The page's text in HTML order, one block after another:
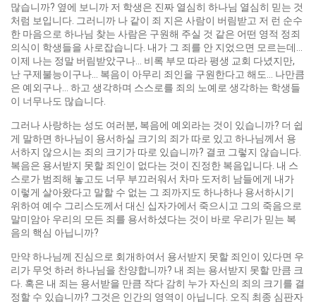
많습니까? 옆에 보니까 저 학생은 진짜 열심히 하나님 열심히 믿는 것
처럼 보입니다. 그러니까 나 같이 죄 지은 사람이 버림받고 저 런 순수
한 마음으로 하나님 찾는 사람은 구원해 주실 것 같은 어떤 영적 정죄
의식이 학생들을 사로잡습니다. 내가 그 죄를 안 지었으면 모르는데…
이제 나는 정말 버림받았구나… 비록 부모 따라 평생 교회 다녔지만,
난 구제불능이구나… 복음이 아무리 죄인을 구원한다고 해도… 나만큼
은 예외구나… 하고 생각하며 스스로를 죄의 노예로 생각하는 학생들
이 너무나도 많습니다.
그러나 사랑하는 성도 여러분, 복음에 예외라는 것이 있습니까? 더 쉽
게 말하면 하나님이 용서하실 크기의 죄가 따로 있고 하나님께서 용
서하지 않으시는 죄의 크기가 따로 있습니까? 결코 그렇지 않습니다.
복음은 용서받지 못할 죄인이 없다는 것이 진정한 복음입니다. 내 스
스로가 범죄해 놓고도 너무 부끄러워서 차마 도저히 남들에게 내가
이렇게 살아왔다고 말할 수 없는 그 죄까지도 하나하나 용서하시기
위하여 예수 그리스도께서 대신 십자가에서 죽으시고 그의 죽음으로
말미암아 우리의 모든 죄를 용서하셨다는 것이 바로 우리가 믿는 복
음의 핵심 아닙니까?
만약 하나님께 진심으로 회개하여서 용서받지 못할 죄인이 있다면 우
리가 무엇 하러 하나님을 찬양합니까? 내 죄는 용서받지 못할 만큼 크
다. 혹은 내 죄는 용서받을 만큼 작다 감히 누가 자신의 죄의 크기를 결
정할 수 있습니까? 그것은 인간의 영역이 아닙니다. 오직 최종 심판자